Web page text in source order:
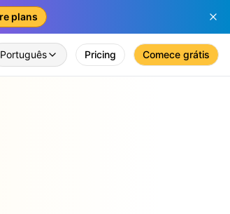
plans
Português Pricing Comece grátis